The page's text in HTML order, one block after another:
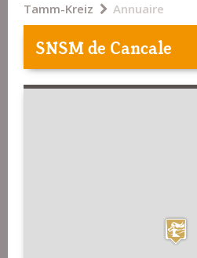
Tamm-Kreiz Annuaire
SNSM de Cancale